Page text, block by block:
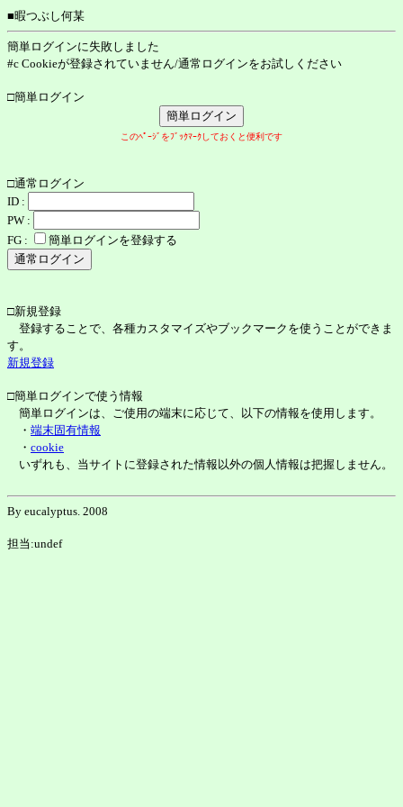
■暇つぶし何某
簡単ログインに失敗しました
#c Cookieが登録されていません/通常ログインをお試しください
□簡単ログイン
このﾍﾟｰｼﾞをﾌﾞｯｸﾏｰｸしておくと便利です
□通常ログイン
ID :
PW :
FG :
簡単ログインを登録する
□新規登録
登録することで、各種カスタマイズやブックマークを使うことができま
す。
新規登録
□簡単ログインで使う情報
簡単ログインは、ご使用の端末に応じて、以下の情報を使用します。
・ 端末固有情報
・ cookie
いずれも、当サイトに登録された情報以外の個人情報は把握しません。
By eucalyptus. 2008
担当:undef